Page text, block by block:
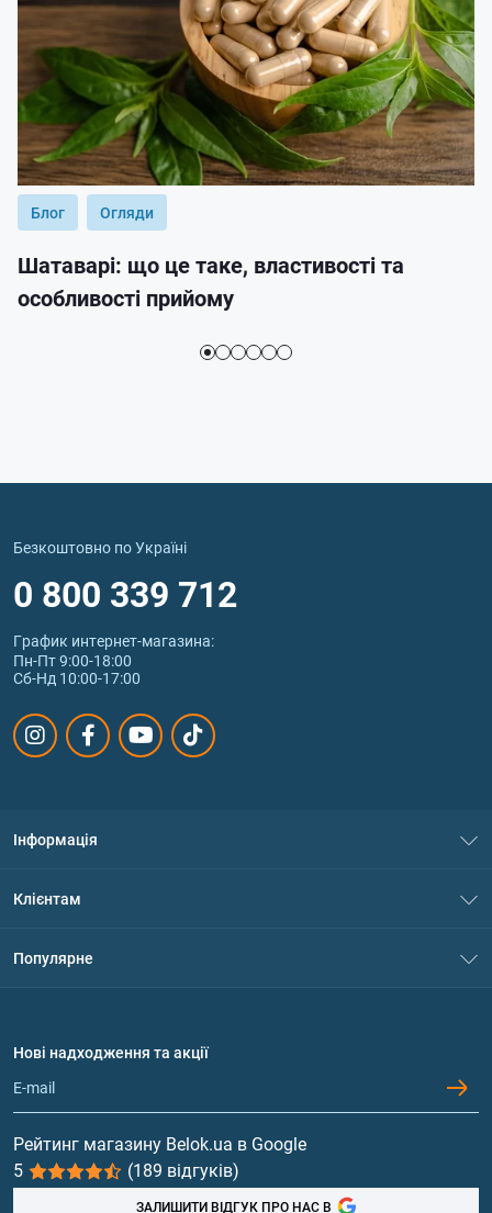
Блог Огляди
Шатаварі: що це таке, властивості та
особливості прийому
Безкоштовно по Україні
0 800 339 712
График интернет‑магазина:
Пн-Пт 9:00-18:00
Сб-Нд 10:00-17:00
Інформація
Політика конфіденційності
Обмін та повернення
Клієнтам
Популярне
Протеїн
Гейнери
Вітаміни та мінерали
Риб'ячий жир, жирні кислоти
Нові надходження та акції
Рейтинг магазину Belok.ua в Google
5
(189 відгуків)
ЗАЛИШИТИ ВІДГУК ПРО НАС В